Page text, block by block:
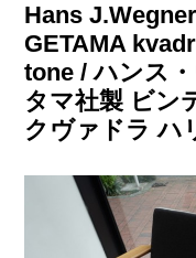
Hans
GETAMA
tone / ハンス
タマ社製 ビン
クヴァドラ ハ